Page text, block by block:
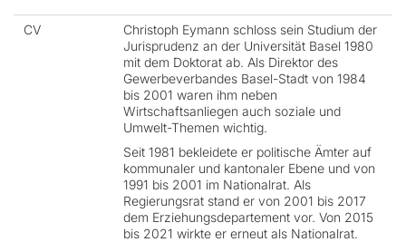
CV
Christoph Eymann schloss sein Studium der
Jurisprudenz an der Universität Basel 1980
mit dem Doktorat ab. Als Direktor des
Gewerbeverbandes Basel-Stadt von 1984
bis 2001 waren ihm neben
Wirtschaftsanliegen auch soziale und
Umwelt-Themen wichtig.
Seit 1981 bekleidete er politische Ämter auf
kommunaler und kantonaler Ebene und von
1991 bis 2001 im Nationalrat. Als
Regierungsrat stand er von 2001 bis 2017
dem Erziehungsdepartement vor. Von 2015
bis 2021 wirkte er erneut als Nationalrat.